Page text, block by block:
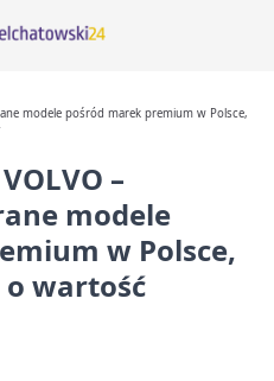
modele pośród marek premium w Polsce,
–
modele
w Polsce,
wartość